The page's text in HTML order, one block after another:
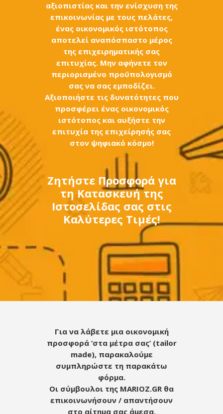
αξιοπιστίας και την ενίσχυση της
επικοινωνίας με τους πελάτες,
ένας οικονομικός ιστότοπος
αποτελεί αναπόσπαστο μέρος
της επιχειρηματικής σας
επιτυχίας. Μην αφήνετε τον
περιορισμένο προϋπολογισμό
σας να σας εμποδίζει.
Αξιοποιήστε τις δυνατότητες που
προσφέρει ένας οικονομικός
ιστότοπος και αυξήστε την
επιτυχία της επιχείρησής σας
στον ψηφιακό κόσμο!
Ζητήστε Προσφορά για
τη Κατασκευή της
Ιστοσελίδας σας στις
Καλύτερες Τιμές!
Για να λάβετε μια οικονομική
προσφορά ‘στα μέτρα σας’ (tailor
made), παρακαλούμε
συμπληρώστε τη παρακάτω
φόρμα.
Οι σύμβουλοι της MARIOZ.GR θα
επικοινωνήσουν / απαντήσουν
στο αίτημα σας άμεσα.